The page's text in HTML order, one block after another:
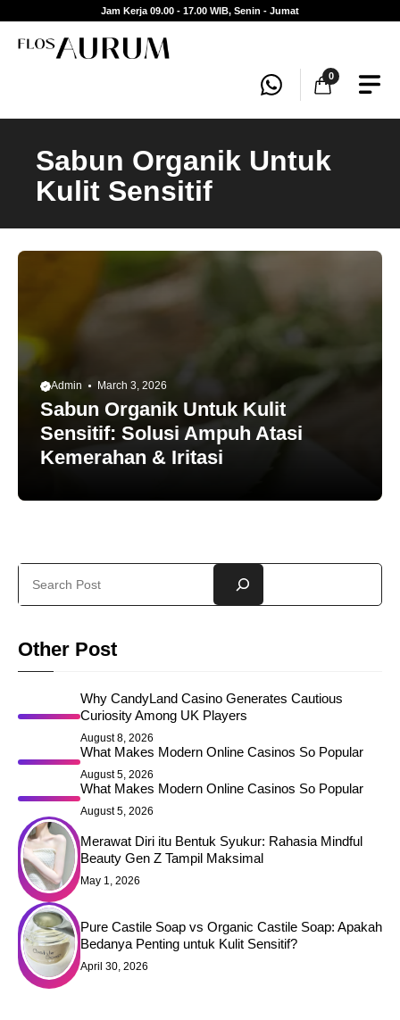
Jam Kerja 09.00 - 17.00 WIB, Senin - Jumat
0
Sabun Organik Untuk
Kulit Sensitif
Admin March 3, 2026
Sabun Organik Untuk Kulit
Sensitif: Solusi Ampuh Atasi
Kemerahan & Iritasi
Other Post
Why CandyLand Casino Generates Cautious
Curiosity Among UK Players
August 8, 2026
What Makes Modern Online Casinos So Popular
August 5, 2026
What Makes Modern Online Casinos So Popular
August 5, 2026
Merawat Diri itu Bentuk Syukur: Rahasia Mindful
Beauty Gen Z Tampil Maksimal
May 1, 2026
Pure Castile Soap vs Organic Castile Soap: Apakah
Bedanya Penting untuk Kulit Sensitif?
April 30, 2026